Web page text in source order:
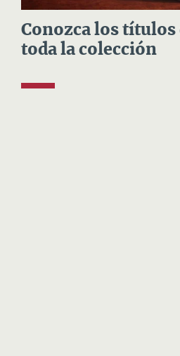
Conozca los títulos
toda la colección